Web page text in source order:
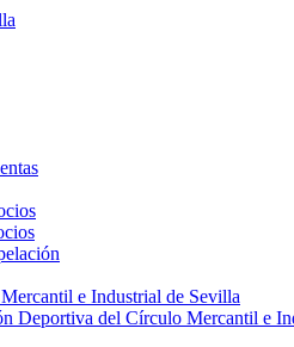
e Industrial de Sevilla
Deportiva del Círculo Mercantil e